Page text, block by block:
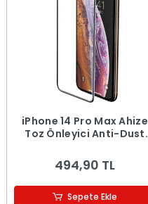
iPhone 14 Pro Max Ahize
Toz Önleyici Anti-Dust
494,90 TL
Sepete Ekle